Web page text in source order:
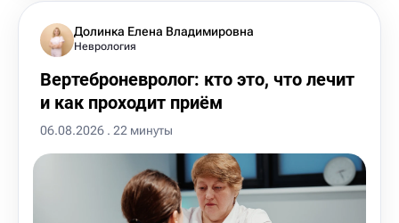
Долинка Елена Владимировна
Неврология
Вертеброневролог: кто это, что лечит
и как проходит приём
06.08.2026 . 22 минуты